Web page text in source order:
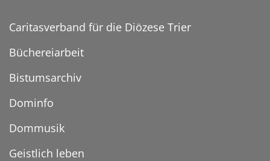
Caritasverband für die Diözese Trier
Büchereiarbeit
Bistumsarchiv
Dominfo
Dommusik
Geistlich leben